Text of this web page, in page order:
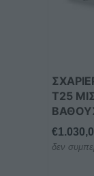
Τ25
€
δεν